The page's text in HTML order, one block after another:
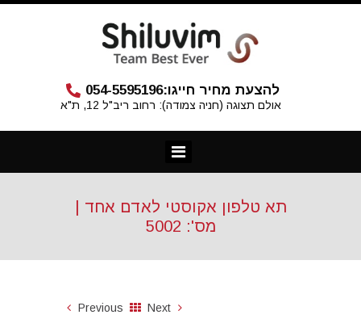
להצעת מחיר חייגו:054-5595196
אולם תצוגה (חניה צמודה): רחוב ריב"ל 12, ת"א
תא טלפון אקוסטי לאדם אחד |
מס': 5002
Previous Next